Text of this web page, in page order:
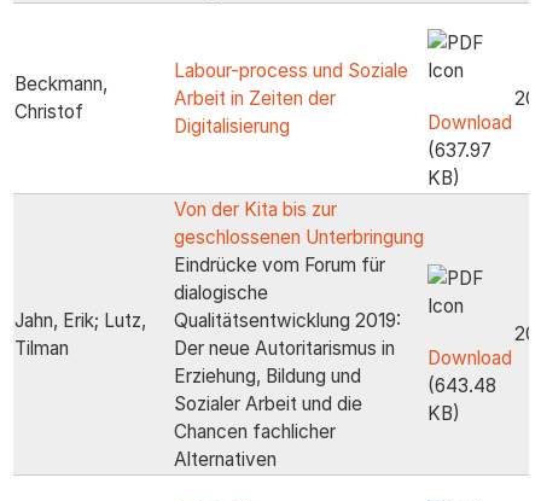
Beckmann,
Christof
Labour-process und Soziale
Arbeit in Zeiten der
Digitalisierung
Download
(637.97
KB)
Jahn, Erik; Lutz,
Tilman
Von der Kita bis zur
geschlossenen Unterbringung
Eindrücke vom Forum für
dialogische
Qualitätsentwicklung 2019:
Der neue Autoritarismus in
Erziehung, Bildung und
Sozialer Arbeit und die
Chancen fachlicher
Alternativen
Download
(643.48
KB)